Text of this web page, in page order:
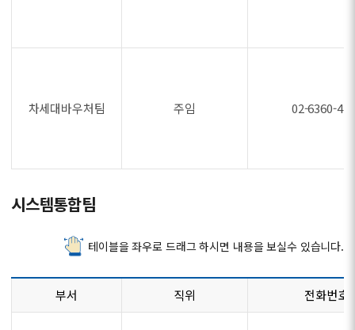
차세대바우처팀 주임 02-6360-
시스템통합팀
테이블을 좌우로 드래그 하시면 내용을 보실수 있습니다.
부서 직위 전화번호